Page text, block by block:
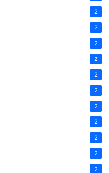
2
2
2
2
2
2
2
2
2
2
2